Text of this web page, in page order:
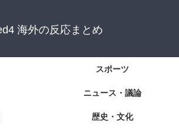
海外の反応まとめ
スポーツ
ニュース・議論
歴史・文化